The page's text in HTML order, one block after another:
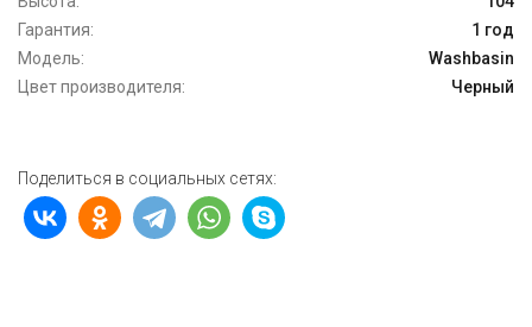
Гарантия:
1 год
Модель:
Washbasin
Цвет производителя:
Черный
Поделиться в социальных сетях: